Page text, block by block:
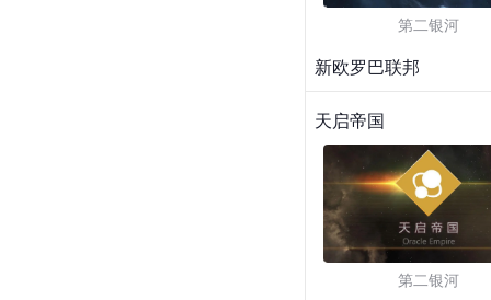
第二银河
新欧罗巴联邦
天启帝国
第二银河